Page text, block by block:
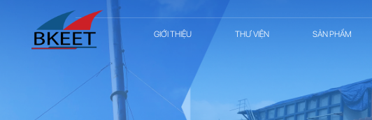
GIỚI THIỆU THƯ VIỆN SẢN PHẨM